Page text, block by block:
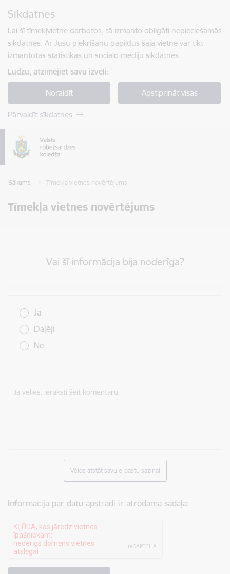
Sīkdatnes
Lai šī tīmekļvietne darbotos, tā izmanto obligāti nepieciešamās
sīkdatnes. Ar Jūsu piekrišanu papildus šajā vietnē var tikt
izmantotas statistikas un sociālo mediju sīkdatnes.
Lūdzu, atzīmējiet savu izvēli:
Noraidīt Apstiprināt visas
Pārvaldīt sīkdatnes
Sākums Tīmekļa vietnes novērtējums
Tīmekļa vietnes novērtējums
Vai šī informācija bija noderīga?
Jā
Daļēji
Nē
Ja vēlies, ieraksti šeit komentāru
Vēlos atstāt savu e-pastu saziņai
Informācija par datu apstrādi ir atrodama sadaļā: